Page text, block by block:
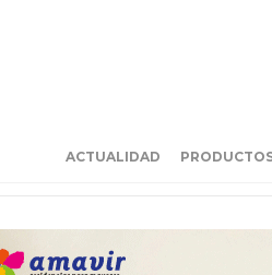
ACTUALIDAD